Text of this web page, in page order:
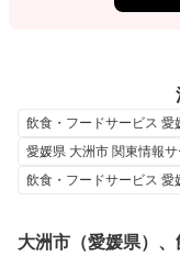
飲食・フードサービス 愛
愛媛県 大洲市 関東情報
飲食・フードサービス 愛
大洲市（愛媛県）